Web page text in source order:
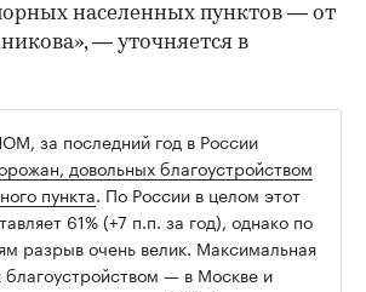
населенных пунктов — от
— уточняется в
за последний год в России
довольных благоустройством
пункта. По России в целом этот
61% (+7 п.п. за год), однако по
разрыв очень велик. Максимальная
благоустройством — в Москве и